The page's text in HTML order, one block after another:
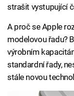
strašit vystupující
A proč se Apple
modelovou řadu?
výrobním
standardní řady,
stále novou